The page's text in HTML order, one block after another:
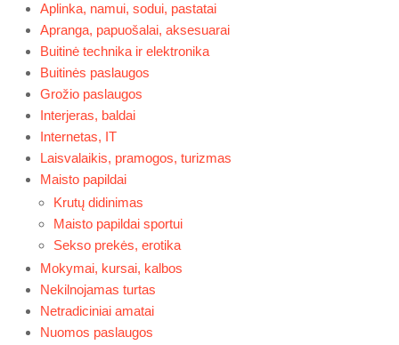
Aplinka, namui, sodui, pastatai
Apranga, papuošalai, aksesuarai
Buitinė technika ir elektronika
Buitinės paslaugos
Grožio paslaugos
Interjeras, baldai
Internetas, IT
Laisvalaikis, pramogos, turizmas
Maisto papildai
Krutų didinimas
Maisto papildai sportui
Sekso prekės, erotika
Mokymai, kursai, kalbos
Nekilnojamas turtas
Netradiciniai amatai
Nuomos paslaugos